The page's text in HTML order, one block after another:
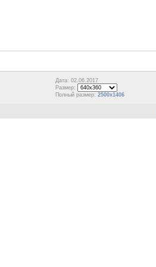
Дата: 02.06.2017
Размер:
Полный размер: 2500x1406